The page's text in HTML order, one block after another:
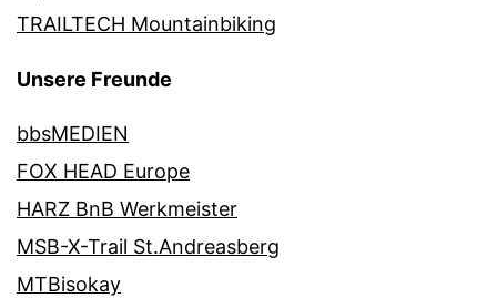
TRAILTECH Mountainbiking
Unsere Freunde
bbsMEDIEN
FOX HEAD Europe
HARZ BnB Werkmeister
MSB-X-Trail St.Andreasberg
MTBisokay